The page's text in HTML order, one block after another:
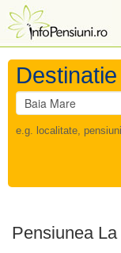
Destinatie
e.g. localitate,
Pensiunea